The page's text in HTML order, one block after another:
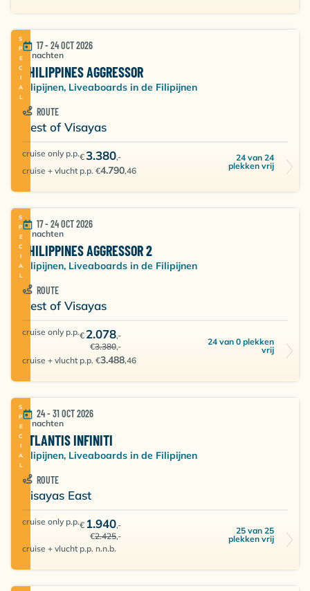
SPECIAL 17 - 24 OCT 2026
7 nachten
PHILIPPINES AGGRESSOR
Filipijnen, Liveaboards in de Filipijnen
ROUTE
Best of Visayas
cruise only p.p.€3.380,-
cruise + vlucht p.p. €4.790,46
24 van 24
plekken vrij
SPECIAL 17 - 24 OCT 2026
7 nachten
PHILIPPINES AGGRESSOR 2
Filipijnen, Liveaboards in de Filipijnen
ROUTE
Best of Visayas
cruise only p.p.€ 2.078,-
€3.380,-
cruise + vlucht p.p. €3.488,46
24 van 0 plekken
vrij
SPECIAL 24 - 31 OCT 2026
7 nachten
ATLANTIS INFINITI
Filipijnen, Liveaboards in de Filipijnen
ROUTE
Visayas East
cruise only p.p.€ 1.940,-
€2.425,-
cruise + vlucht p.p. n.n.b.
25 van 25
plekken vrij